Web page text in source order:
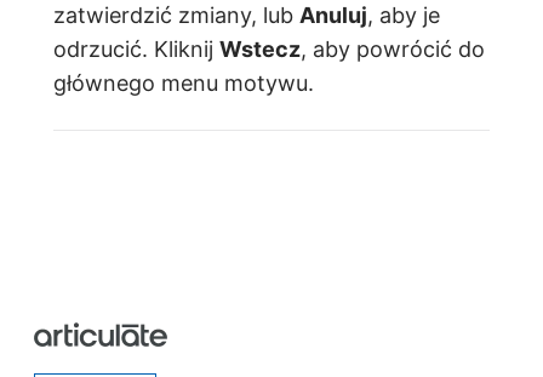
zatwierdzić zmiany, lub Anuluj, aby je
odrzucić. Kliknij Wstecz, aby powrócić do
głównego menu motywu.